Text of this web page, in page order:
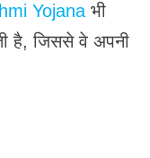
Yojanaभी
है, जिससे वे अपनी